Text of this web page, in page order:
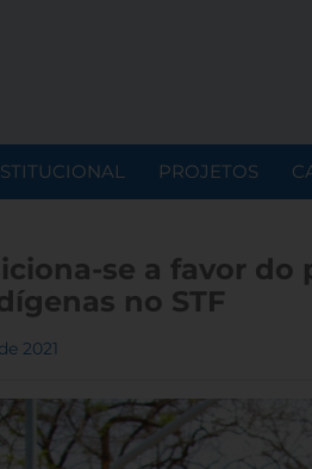
PROJETOS
se a favor
no STF
2021